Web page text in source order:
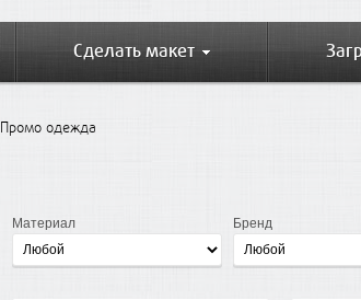
Сделать макет
Промо одежда
Материал Бренд